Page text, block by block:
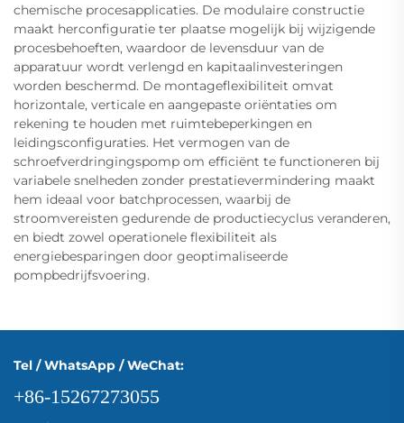
chemische procesapplicaties. De modulaire constructie
maakt herconfiguratie ter plaatse mogelijk bij wijzigende
procesbehoeften, waardoor de levensduur van de
apparatuur wordt verlengd en kapitaalinvesteringen
worden beschermd. De montageflexibiliteit omvat
horizontale, verticale en aangepaste oriëntaties om
rekening te houden met ruimtebeperkingen en
leidingsconfiguraties. Het vermogen van de
schroefverdringingspomp om efficiënt te functioneren bij
variabele snelheden zonder prestatievermindering maakt
hem ideaal voor batchprocessen, waarbij de
stroomvereisten gedurende de productiecyclus veranderen,
en biedt zowel operationele flexibiliteit als
energiebesparingen door geoptimaliseerde
pompbedrijfsvoering.
Tel / WhatsApp / WeChat:
+86-15267273055